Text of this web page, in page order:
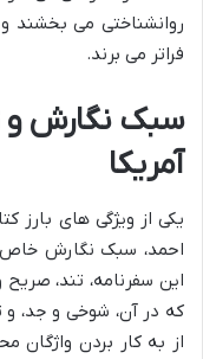
روانشناختی می بخشند
فراتر می برند.
سبک نگارش و
آمریکا
یکی از ویژگی های بارز
احمد، سبک نگارش
این سفرنامه، تند،
که در آن، شوخی و جد، و
از به کار بردن واژگان